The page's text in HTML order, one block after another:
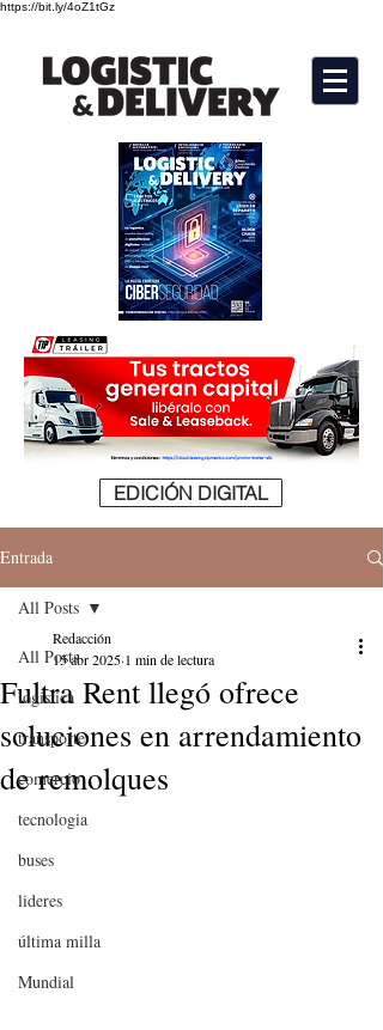
https://bit.ly/4oZ1tGz
EDICIÓN DIGITAL
Entrada
All Posts
logistica
transporte
comercio
tecnologia
buses
lideres
última milla
Mundial
All Posts
Fultra Rent llegó ofrece
soluciones en arrendamiento
de remolques
Redacción
15 abr 2025 1 min de lectura